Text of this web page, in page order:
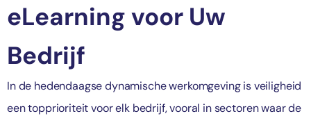
eLearning voor Uw
Bedrijf
In de hedendaagse dynamische werkomgeving is veiligheid
een topprioriteit voor elk bedrijf, vooral in sectoren waar de